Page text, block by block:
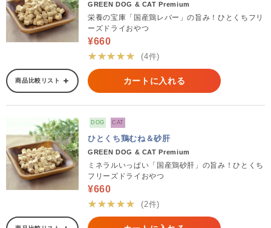
GREEN DOG & CAT Premium
栄養の宝庫「国産鶏レバー」の旨み！ひとくちフリ
ーズドライおやつ
¥660
★★★★★
(4件)
商品比較リスト カートに入れる
DOG CAT
ひとくち鶏むね＆砂肝
GREEN DOG & CAT Premium
ミネラルいっぱい「国産鶏砂肝」の旨み！ひとくち
フリーズドライおやつ
¥660
★★★★★
(2件)